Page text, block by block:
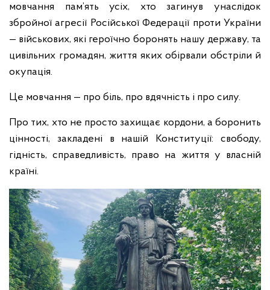
мовчання пам’ять усіх, хто загинув унаслідок
збройної агресії Російської Федерації проти України
— військових, які героїчно боронять нашу державу, та
цивільних громадян, життя яких обірвали обстріли й
окупація.
Це мовчання — про біль, про вдячність і про силу.
Про тих, хто не просто захищає кордони, а боронить
цінності, закладені в нашій Конституції: свободу,
гідність, справедливість, право на життя у власній
країні.